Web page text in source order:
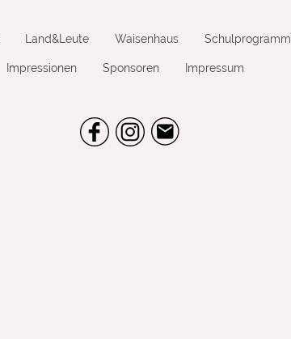
Land&Leute Waisenhaus Schulprogramm
Impressionen Sponsoren Impressum